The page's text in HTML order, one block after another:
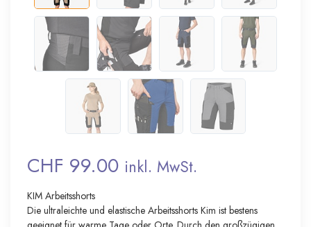
CHF 99.00 inkl. MwSt.
KIM Arbeitsshorts
Die ultraleichte und elastische Arbeitsshorts Kim ist bestens